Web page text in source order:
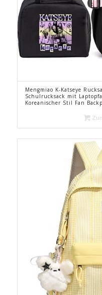
Mengmiao K-Katseye
Schulrucksack mit
Koreanischer Stil Fan